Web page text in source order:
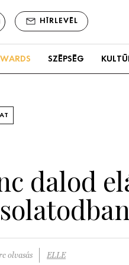
HÍRLEVÉL
SZÉPSÉG
dalod
olvasás ELLE